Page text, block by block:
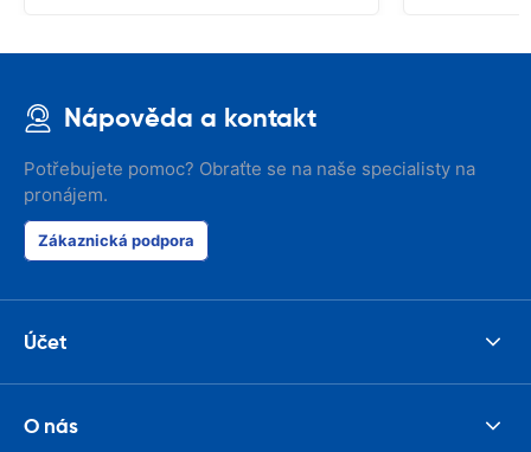
Nápověda a kontakt
Potřebujete pomoc? Obraťte se na naše specialisty na
pronájem.
Zákaznická podpora
Účet
O nás